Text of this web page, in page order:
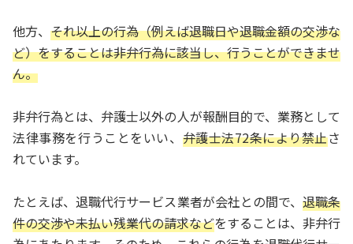
他方、 それ以上の行為（例えば退職日や退職金額の交渉な
ど）をすることは非弁行為に該当し、行うことができませ
ん。
非弁行為とは、弁護士以外の人が報酬目的で、業務として
法律事務を行うことをいい、 弁護士法72条により禁止さ
れています。
たとえば、退職代行サービス業者が会社との間で、 退職条
件の交渉や未払い残業代の請求などをすることは、非弁行